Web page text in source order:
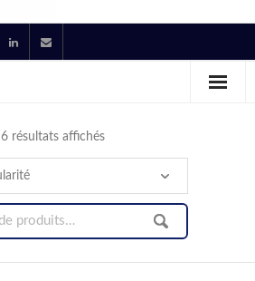
6 résultats affichés